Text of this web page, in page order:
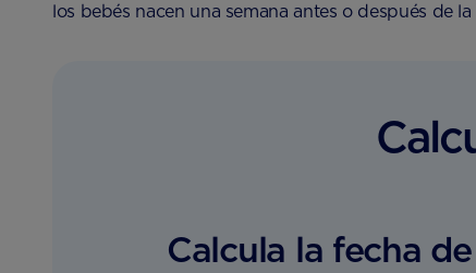
los bebés nacen una semana antes o después de
Calcula la fecha